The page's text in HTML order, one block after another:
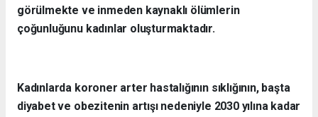
görülmekte ve inmeden kaynaklı ölümlerin
çoğunluğunu kadınlar oluşturmaktadır.
Kadınlarda koroner arter hastalığının sıklığının, başta
diyabet ve obezitenin artışı nedeniyle 2030 yılına kadar